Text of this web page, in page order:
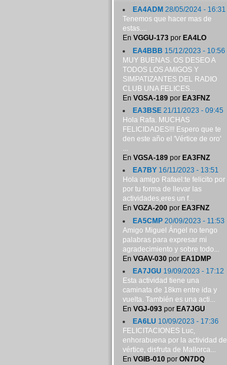
EA4ADM 28/05/2024 - 16:31
Tenemos que hacer mas de
estas....
En VGGU-173por EA4LO
EA4BBB 15/12/2023 - 10:56
MUY BUENAS. OS DESEO A
TODOS LOS AMIGOS Y
SIMPATIZANTES DEL RADIO
CLUB UNA FELICES...
En VGSA-189por EA3FNZ
EA3BSE21/11/2023 - 09:45
Hola Rafa. MUCHAS
FELICIDADES!!! Espero que te
den este año el 'Vértice de oro'
...
En VGSA-189por EA3FNZ
EA7BY16/11/2023 - 13:51
Hola amigo Rafael:te felicito por
por tu forma de llevar las
actividades,eres un f...
En VGZA-200por EA3FNZ
EA5CMP20/09/2023 - 11:53
Amigo Miguel Ángel no tengo
palabras para expresar mi
agradecimiento y sobre todo...
En VGAV-030por EA1DMP
EA7JGU 19/09/2023 - 17:12
Esta actividad tiene una
caminata de 18km entre ida y
vuelta. También es una acti...
En VGJ-093por EA7JGU
EA6LU 10/09/2023 - 17:36
FELICITACIONES Luc,
enhorabuena por la actividad de
vértice, disfruta de Mallorca...
En VGIB-010por ON7DQ